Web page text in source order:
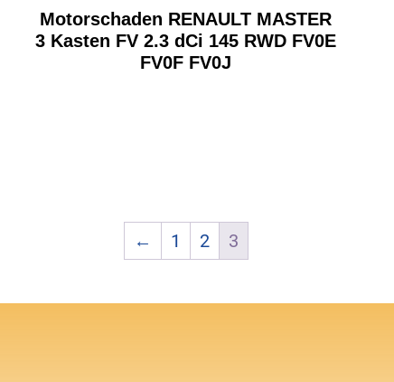
Motorschaden RENAULT MASTER
3 Kasten FV 2.3 dCi 145 RWD FV0E
FV0F FV0J
← 1 2 3